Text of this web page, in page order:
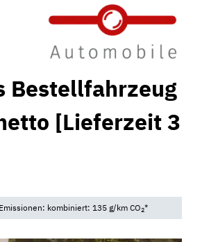
Bestellfahrzeug
[Lieferzeit 3
kombiniert: 135 g/km CO2*